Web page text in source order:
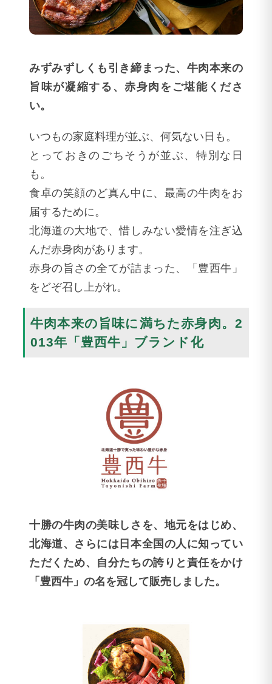
みずみずしくも引き締まった、牛肉本来の
旨味が凝縮する、赤身肉をご堪能くださ
い。
いつもの家庭料理が並ぶ、何気ない日も。
とっておきのごちそうが並ぶ、特別な日
も。
食卓の笑顔のど真ん中に、最高の牛肉をお
届するために。
北海道の大地で、惜しみない愛情を注ぎ込
んだ赤身肉があります。
赤身の旨さの全てが詰まった、「豊西牛」
をどぞ召し上がれ。
牛肉本来の旨味に満ちた赤身肉。2
013年「豊西牛」ブランド化
十勝の牛肉の美味しさを、地元をはじめ、
北海道、さらには日本全国の人に知ってい
ただくため、自分たちの誇りと責任をかけ
「豊西牛」の名を冠して販売しました。